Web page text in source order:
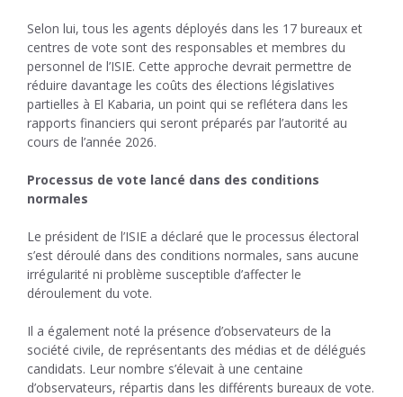
Selon lui, tous les agents déployés dans les 17 bureaux et
centres de vote sont des responsables et membres du
personnel de l’ISIE. Cette approche devrait permettre de
réduire davantage les coûts des élections législatives
partielles à El Kabaria, un point qui se reflétera dans les
rapports financiers qui seront préparés par l’autorité au
cours de l’année 2026.
Processus de vote lancé dans des conditions
normales
Le président de l’ISIE a déclaré que le processus électoral
s’est déroulé dans des conditions normales, sans aucune
irrégularité ni problème susceptible d’affecter le
déroulement du vote.
Il a également noté la présence d’observateurs de la
société civile, de représentants des médias et de délégués
candidats. Leur nombre s’élevait à une centaine
d’observateurs, répartis dans les différents bureaux de vote.